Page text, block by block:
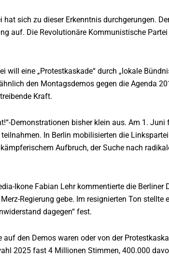
sich zu dieser Erkenntnis durchgerungen.
auf. Die Revolutionäre Kommunistische
will eine „Protestkaskade“ durch „lokale
den Montagsdemos gegen die Agenda
Kraft.
Demonstrationen bisher klein aus. Am 1.
In Berlin mobilisierten die
Aufbruch, der Suche nach
Ikone Fabian Lehr kommentierte die Berliner
Regierung gebe. Im resignierten Ton
dagegen“ fest.
auf den Demos waren oder von der
2025 fast 4 Millionen Stimmen, 400.000